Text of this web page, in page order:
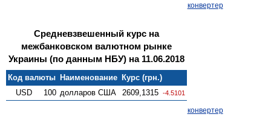
конвертер
Средневзвешенный курс на
межбанковском валютном рынке
Украины (по данным НБУ) на 11.06.2018
Код валюты Наименование Курс (грн.)
USD
100 долларов США 2609,1315 -4.5101
конвертер